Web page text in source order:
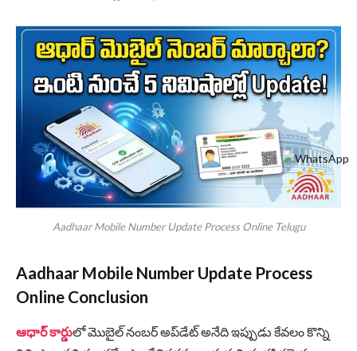
Aadhaar Mobile Number Update Process Online Telugu
Aadhaar Mobile Number Update Process
Online Conclusion
ఆధార్ కార్డులో మొబైల్ నంబర్ అప్‌డేట్ అనేది ఇప్పుడు కేవలం కొన్ని